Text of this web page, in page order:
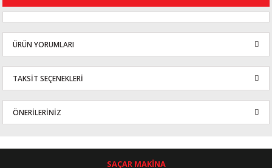
ÜRÜN YORUMLARI
Bu ürüne ilk yorumu siz yapın!
TAKSİT SEÇENEKLERİ
ÖNERİLERİNİZ
konularda yetersiz gördüğünüz noktaları öneri formunu kullanarak
SAÇAR MAKİNA